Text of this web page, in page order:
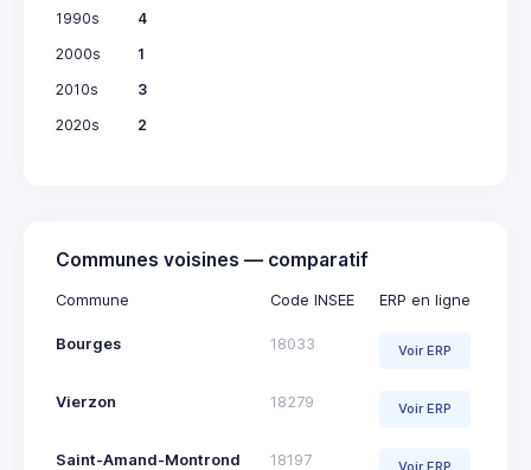
1990s
4
2000s
1
2010s
3
2020s
2
Communes voisines — comparatif
Commune Code INSEE ERP en ligne
Bourges 18033 Voir ERP
Vierzon 18279 Voir ERP
Saint-Amand-Montrond 18197 Voir ERP